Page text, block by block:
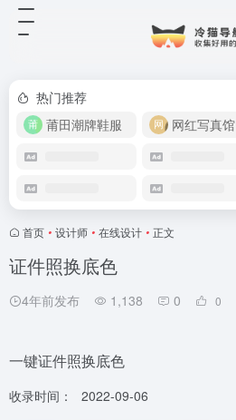
热门推荐
莆田潮牌鞋服
网红写真馆
首页 • 设计师 • 在线设计 • 正文
证件照换底色
4年前发布 1,138 0 0
一键证件照换底色
收录时间：
2022-09-06